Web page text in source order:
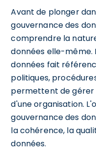
Avant de plonger
gouvernance des
comprendre la
données elle-même.
données fait
politiques,
permettent de gérer
d'une organisation.
gouvernance des
la cohérence, la
données.